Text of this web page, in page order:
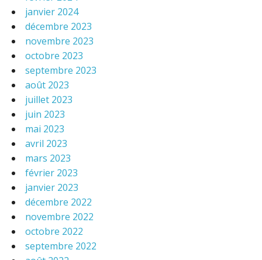
janvier 2024
décembre 2023
novembre 2023
octobre 2023
septembre 2023
août 2023
juillet 2023
juin 2023
mai 2023
avril 2023
mars 2023
février 2023
janvier 2023
décembre 2022
novembre 2022
octobre 2022
septembre 2022